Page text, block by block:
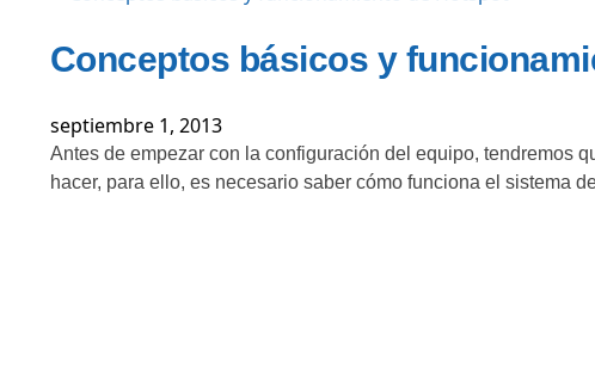
Conceptos básicos y
septiembre 1, 2013
Antes de empezar con la configuración del equipo, tendremos
hacer, para ello, es necesario saber cómo funciona el sistema